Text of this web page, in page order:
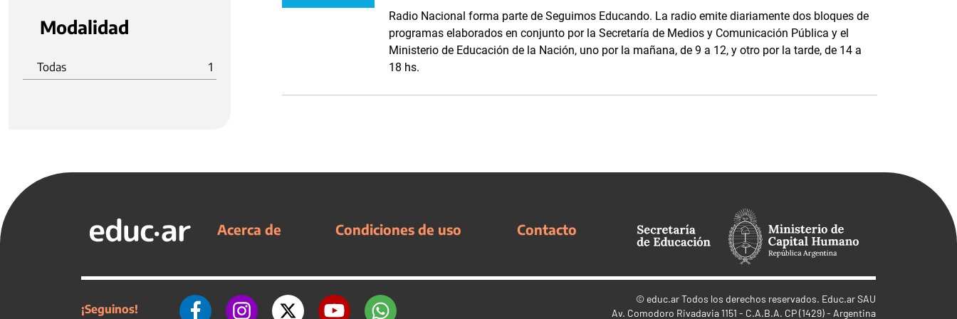
Modalidad
Todas 1
Radio Nacional forma parte de Seguimos Educando. La radio emite diariamente dos bloques de
programas elaborados en conjunto por la Secretaría de Medios y Comunicación Pública y el
Ministerio de Educación de la Nación, uno por la mañana, de 9 a 12, y otro por la tarde, de 14 a
18 hs.
Acerca de Condiciones de uso Contacto
¡Seguinos!
© educ.arTodos los derechos reservados. Educ.ar SAU
Av. Comodoro Rivadavia 1151 - C.A.B.A. CP (1429) - Argentina